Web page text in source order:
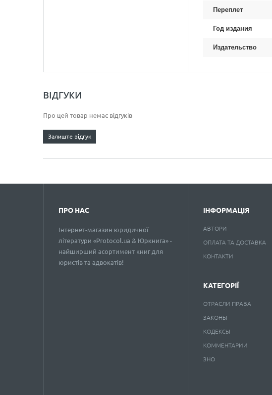
Переплет
Год издания
Издательство
ВІДГУКИ
Про цей товар немає відгуків
Залиште відгук
ПРО НАС
Інтернет-магазин юридичної
літератури «Protocol.ua & Юркнига» -
найширший асортимент книг для
юристів та адвокатів!
ІНФОРМАЦІЯ
АВТОРИ
ОПЛАТА ТА ДОСТАВКА
КОНТАКТИ
КАТЕГОРІЇ
ОТРАСЛИ ПРАВА
ЗАКОНЫ
КОДЕКСЫ
КОММЕНТАРИИ
ЗНО